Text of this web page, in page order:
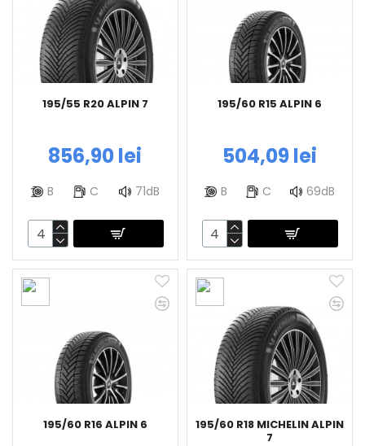
195/55 R20 ALPIN 7
856,90 lei
B C 71dB
195/60 R15 ALPIN 6
504,09 lei
B C 69dB
195/60 R16 ALPIN 6
195/60 R18 MICHELIN ALPIN
7